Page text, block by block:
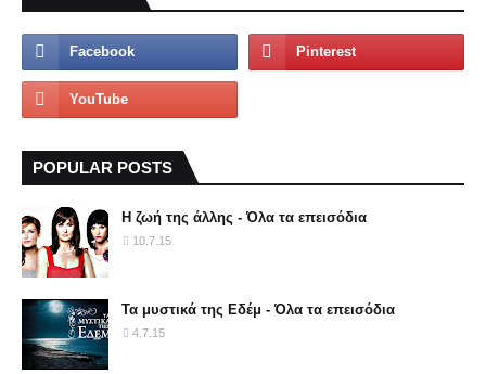
POPULAR POSTS
Η ζωή της άλλης - Όλα τα επεισόδια
10.7.15
Τα μυστικά της Εδέμ - Όλα τα επεισόδια
4.7.15